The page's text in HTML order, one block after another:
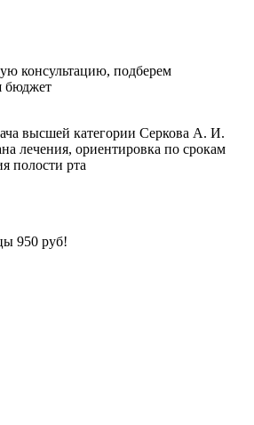
консультацию, подберем
бюджет
высшей категории Серкова А. И.
лечения, ориентировка по срокам
полости рта